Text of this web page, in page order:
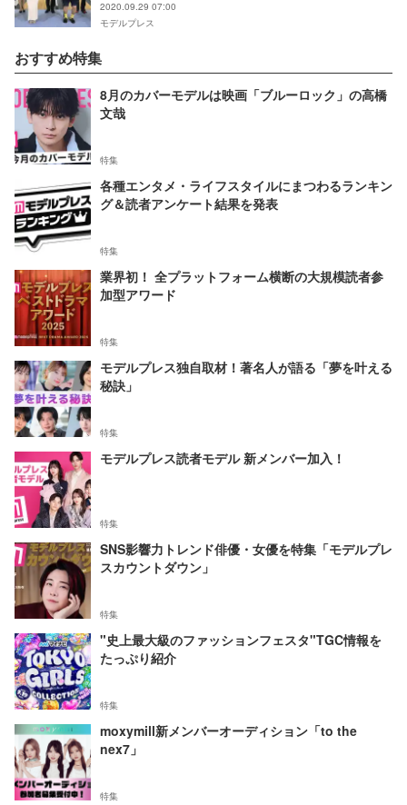
2020.09.29 07:00
モデルプレス
おすすめ特集
8月のカバーモデルは映画「ブルーロック」の高橋
文哉
特集
各種エンタメ・ライフスタイルにまつわるランキン
グ＆読者アンケート結果を発表
特集
業界初！ 全プラットフォーム横断の大規模読者参
加型アワード
特集
モデルプレス独自取材！著名人が語る「夢を叶える
秘訣」
特集
モデルプレス読者モデル 新メンバー加入！
特集
SNS影響力トレンド俳優・女優を特集「モデルプレ
スカウントダウン」
特集
"史上最大級のファッションフェスタ"TGC情報を
たっぷり紹介
特集
moxymill新メンバーオーディション「to the
nex7」
特集